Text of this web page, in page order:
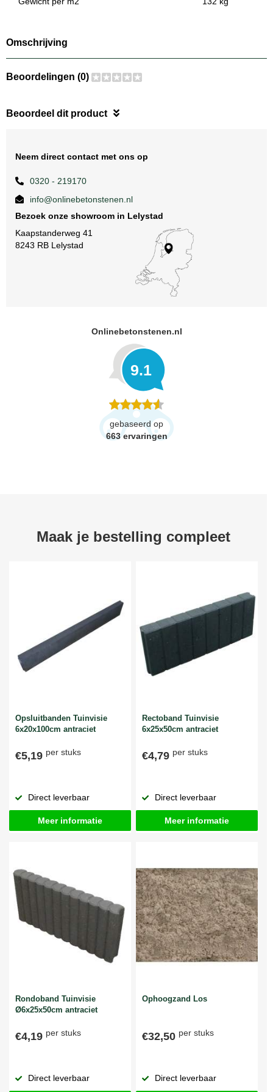
Omschrijving
Beoordelingen (0)
Beoordeel dit product
Neem direct contact met ons op
0320 - 219170
info@onlinebetonstenen.nl
Bezoek onze showroom in Lelystad
Kaapstanderweg 41
8243 RB Lelystad
Onlinebetonstenen.nl
9.1
gebaseerd op
663 ervaringen
Maak je bestelling compleet
Opsluitbanden Tuinvisie
6x20x100cm antraciet
€5,19 per stuks
Direct leverbaar
Meer informatie
Rectoband Tuinvisie
6x25x50cm antraciet
€4,79 per stuks
Direct leverbaar
Meer informatie
Rondoband Tuinvisie
Ø6x25x50cm antraciet
€4,19 per stuks
Direct leverbaar
Ophoogzand Los
€32,50 per stuks
Direct leverbaar